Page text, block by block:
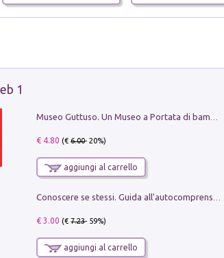
1
€ 4.80 (€6.00- 20%)
aggiungi al carrello
€ 3.00 (€7.23- 59%)
aggiungi al carrello